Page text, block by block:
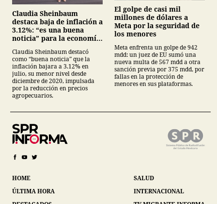
Claudia Sheinbaum
destaca baja de inflación a
3.12%: “es una buena
noticia” para la economía
Claudia Sheinbaum destacó
como “buena noticia” que la
inflación bajara a 3.12% en
julio, su menor nivel desde
diciembre de 2020, impulsada
por la reducción en precios
agropecuarios.
El golpe de casi mil
millones de dólares a
Meta por la seguridad de
los menores
Meta enfrenta un golpe de 942
mdd: un juez de EU sumó una
nueva multa de 567 mdd a otra
sanción previa por 375 mdd, por
fallas en la protección de
menores en sus plataformas.
HOME
ÚLTIMA HORA
SALUD
INTERNACIONAL